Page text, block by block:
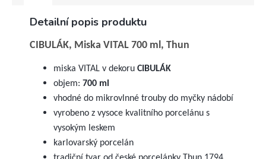
Detailní popis produktu
CIBULÁK, Miska VITAL 700 ml, Thun
miska VITAL v dekoru CIBULÁK
objem: 700 ml
vhodné do mikrovlnné trouby do myčky nádobí
vyrobeno z vysoce kvalitního porcelánu s
vysokým leskem
karlovarský porcelán